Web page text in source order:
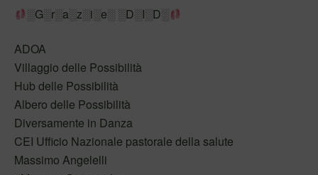
░G░r░a░z░i░e░ ░D░I░D░
ADOA
Villaggio delle Possibilità
Hub delle Possibilità
Albero delle Possibilità
Diversamente in Danza
CEI Ufficio Nazionale pastorale della salute
Massimo Angelelli